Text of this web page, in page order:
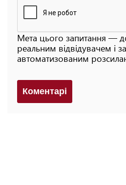
Мета цього запитання —
реальним відвідувачем і
автоматизованим
Коментарi